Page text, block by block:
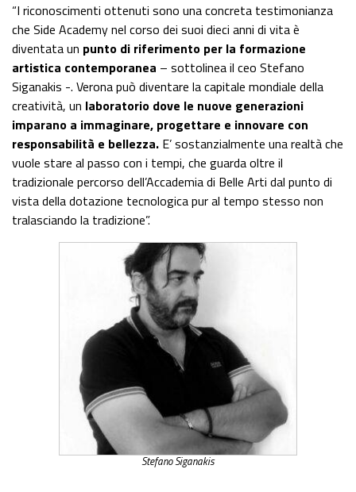
“I riconoscimenti ottenuti sono una concreta testimonianza
che Side Academy nel corso dei suoi dieci anni di vita è
diventata un punto di riferimento per la formazione
artistica contemporanea – sottolinea il ceo Stefano
Siganakis -. Verona può diventare la capitale mondiale della
creatività, un laboratorio dove le nuove generazioni
imparano a immaginare, progettare e innovare con
responsabilità e bellezza. E’ sostanzialmente una realtà che
vuole stare al passo con i tempi, che guarda oltre il
tradizionale percorso dell’Accademia di Belle Arti dal punto di
vista della dotazione tecnologica pur al tempo stesso non
tralasciando la tradizione”.
Stefano Siganakis